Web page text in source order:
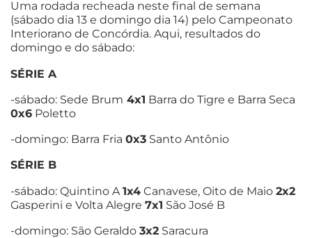
Uma rodada recheada neste final de semana
(sábado dia 13 e domingo dia 14) pelo Campeonato
Interiorano de Concórdia. Aqui, resultados do
domingo e do sábado:
SÉRIE A
-sábado: Sede Brum 4x1 Barra do Tigre e Barra Seca
0x6 Poletto
-domingo: Barra Fria 0x3 Santo Antônio
SÉRIE B
-sábado: Quintino A 1x4 Canavese, Oito de Maio 2x2
Gasperini e Volta Alegre 7x1 São José B
-domingo: São Geraldo 3x2 Saracura